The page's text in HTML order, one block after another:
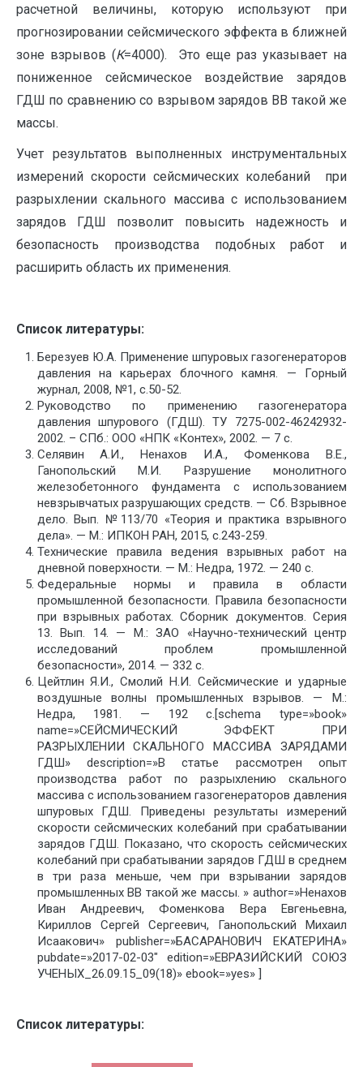
расчетной величины, которую используют при
прогнозировании сейсмического эффекта в ближней
зоне взрывов (К=4000). Это еще раз указывает на
пониженное сейсмическое воздействие зарядов
ГДШ по сравнению со взрывом зарядов ВВ такой же
массы.
Учет результатов выполненных инструментальных
измерений скорости сейсмических колебаний при
разрыхлении скального массива с использованием
зарядов ГДШ позволит повысить надежность и
безопасность производства подобных работ и
расширить область их применения.
Список литературы:
Березуев Ю.А. Применение шпуровых газогенераторов
давления на карьерах блочного камня. — Горный
журнал, 2008, №1, с.50-52.
Руководство по применению газогенератора
давления шпурового (ГДШ). ТУ 7275-002-46242932-
2002. – СПб.: ООО «НПК «Контех», 2002. — 7 с.
Селявин А.И., Ненахов И.А., Фоменкова В.Е.,
Ганопольский М.И. Разрушение монолитного
железобетонного фундамента с использованием
невзрывчатых разрушающих средств. — Сб. Взрывное
дело. Вып. №113/70 «Теория и практика взрывного
дела». — М.: ИПКОН РАН, 2015, с.243-259.
Технические правила ведения взрывных работ на
дневной поверхности. — М.: Недра, 1972. — 240 с.
Федеральные нормы и правила в области
промышленной безопасности. Правила безопасности
при взрывных работах. Сборник документов. Серия
13. Вып. 14. — М.: ЗАО «Научно-технический центр
исследований проблем промышленной
безопасности», 2014. — 332 с.
Цейтлин Я.И., Смолий Н.И. Сейсмические и ударные
воздушные волны промышленных взрывов. — М.:
Недра, 1981. — 192 с.[schema type=»book»
name=»СЕЙСМИЧЕСКИЙ ЭФФЕКТ ПРИ
РАЗРЫХЛЕНИИ СКАЛЬНОГО МАССИВА ЗАРЯДАМИ
ГДШ» description=»В статье рассмотрен опыт
производства работ по разрыхлению скального
массива с использованием газогенераторов давления
шпуровых ГДШ. Приведены результаты измерений
скорости сейсмических колебаний при срабатывании
зарядов ГДШ. Показано, что скорость сейсмических
колебаний при срабатывании зарядов ГДШ в среднем
в три раза меньше, чем при взрывании зарядов
промышленных ВВ такой же массы. » author=»Ненахов
Иван Андреевич, Фоменкова Вера Евгеньевна,
Кириллов Сергей Сергеевич, Ганопольский Михаил
Исаакович» publisher=»БАСАРАНОВИЧ ЕКАТЕРИНА»
pubdate=»2017-02-03″ edition=»ЕВРАЗИЙСКИЙ СОЮЗ
УЧЕНЫХ_26.09.15_09(18)» ebook=»yes» ]
Список литературы: